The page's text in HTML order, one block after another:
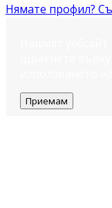
Нямате профил?
Приемам